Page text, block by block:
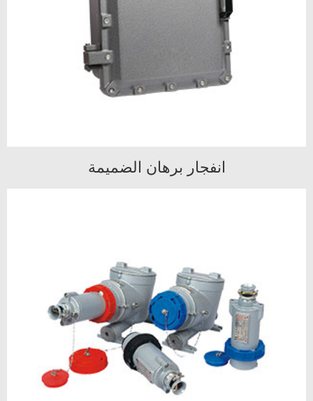
انفجار برهان الضميمة